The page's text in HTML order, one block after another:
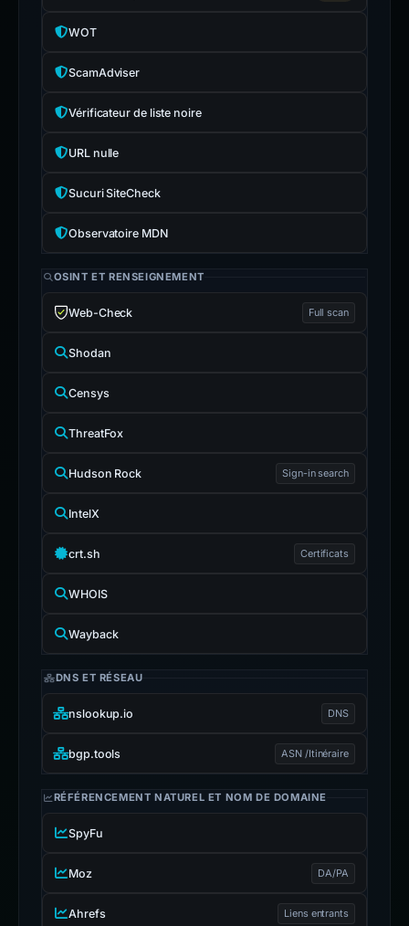
WOT
ScamAdviser
Vérificateur de liste noire
URL nulle
Sucuri SiteCheck
Observatoire MDN
OSINT ET RENSEIGNEMENT
Web-Check Full scan
Shodan
Censys
ThreatFox
Hudson Rock Sign-in search
IntelX
crt.sh Certificats
WHOIS
Wayback
DNS ET RÉSEAU
nslookup.io DNS
bgp.tools ASN /Itinéraire
RÉFÉRENCEMENT NATUREL ET NOM DE DOMAINE
SpyFu
Moz DA/PA
Ahrefs Liens entrants